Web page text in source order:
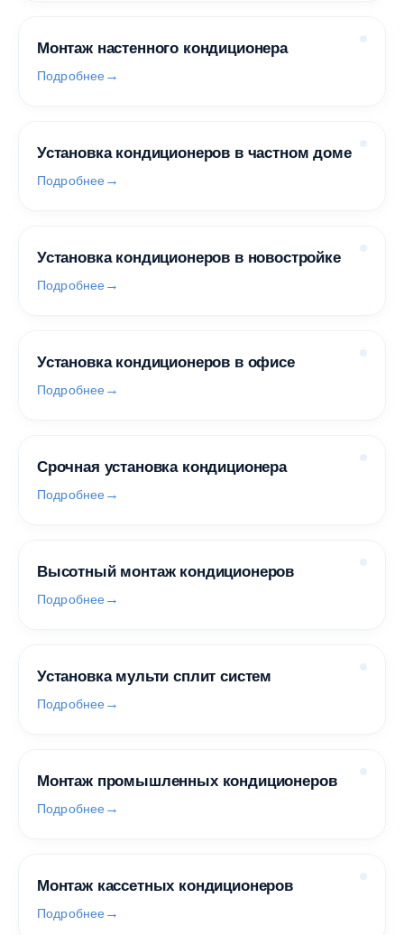
Монтаж настенного кондиционера
Подробнее
Установка кондиционеров в частном доме
Подробнее
Установка кондиционеров в новостройке
Подробнее
Установка кондиционеров в офисе
Подробнее
Срочная установка кондиционера
Подробнее
Высотный монтаж кондиционеров
Подробнее
Установка мульти сплит систем
Подробнее
Монтаж промышленных кондиционеров
Подробнее
Монтаж кассетных кондиционеров
Подробнее